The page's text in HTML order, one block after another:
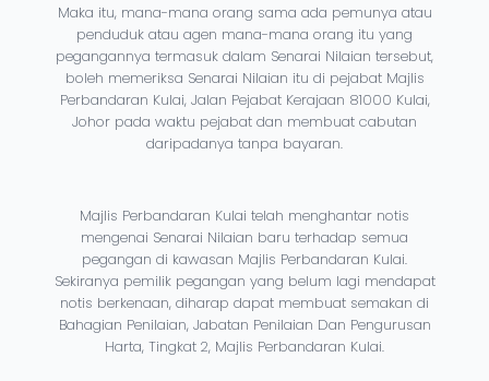
Maka itu, mana-mana orang sama ada pemunya atau
penduduk atau agen mana-mana orang itu yang
pegangannya termasuk dalam Senarai Nilaian tersebut,
boleh memeriksa Senarai Nilaian itu di pejabat Majlis
Perbandaran Kulai, Jalan Pejabat Kerajaan 81000 Kulai,
Johor pada waktu pejabat dan membuat cabutan
daripadanya tanpa bayaran.
Majlis Perbandaran Kulai telah menghantar notis
mengenai Senarai Nilaian baru terhadap semua
pegangan di kawasan Majlis Perbandaran Kulai.
Sekiranya pemilik pegangan yang belum lagi mendapat
notis berkenaan, diharap dapat membuat semakan di
Bahagian Penilaian, Jabatan Penilaian Dan Pengurusan
Harta, Tingkat 2, Majlis Perbandaran Kulai.